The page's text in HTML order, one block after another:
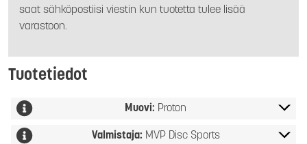
saat sähköpostiisi viestin kun tuotetta tulee lisää
varastoon.
Tuotetiedot
Muovi: Proton
Valmistaja: MVP Disc Sports